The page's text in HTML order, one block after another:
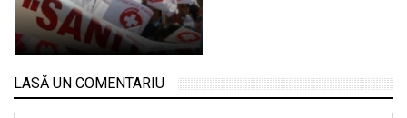
LASĂ UN COMENTARIU